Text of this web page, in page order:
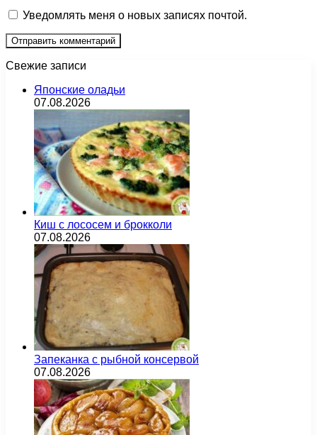
Уведомлять меня о новых записях почтой.
Свежие записи
Японские оладьи
07.08.2026
Киш с лососем и брокколи
07.08.2026
Запеканка с рыбной консервой
07.08.2026